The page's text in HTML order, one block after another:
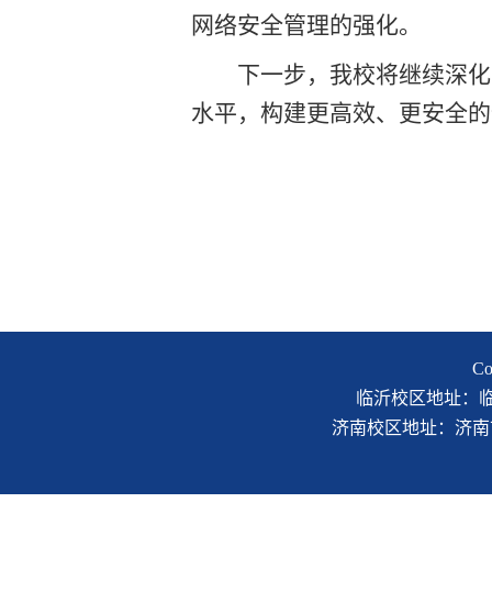
网络安全管理的强化。
下一步，我校将继续深
水平，构建更高效、更安全
临沂校区地址：
济南校区地址：济南